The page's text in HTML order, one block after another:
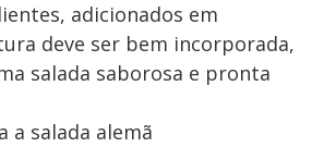
adicionados em
deve ser bem incorporada,
salada saborosa e pronta
a salada alemã